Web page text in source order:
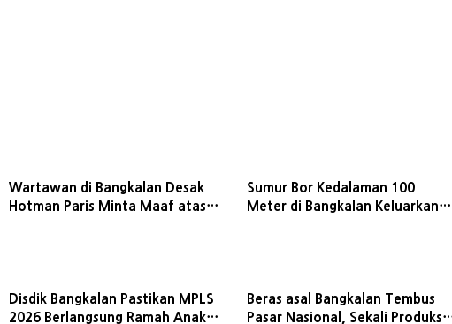
Wartawan di Bangkalan Desak
Hotman Paris Minta Maaf atas
Sumur Bor Kedalaman 100
Meter di Bangkalan Keluarkan
Disdik Bangkalan Pastikan MPLS
2026 Berlangsung Ramah Anak
Beras asal Bangkalan Tembus
Pasar Nasional, Sekali Produksi